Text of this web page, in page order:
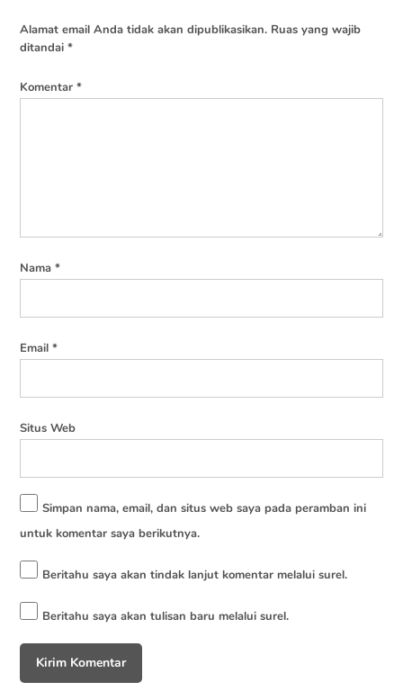
Alamat email Anda tidak akan dipublikasikan. Ruas yang wajib
ditandai*
Komentar*
Nama*
Email*
Situs Web
Simpan nama, email, dan situs web saya pada peramban ini
untuk komentar saya berikutnya.
Beritahu saya akan tindak lanjut komentar melalui surel.
Beritahu saya akan tulisan baru melalui surel.